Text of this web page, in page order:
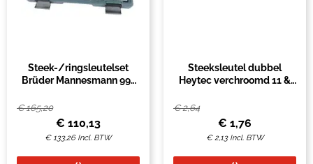
Steek-/ringsleutelset
Brüder Mannesmann 99-
€165,20
€ 110,13
€133,26 Incl. BTW
Steeksleutel dubbel
Heytec verchroomd 11 &
€2,64
€ 1,76
€2,13 Incl. BTW